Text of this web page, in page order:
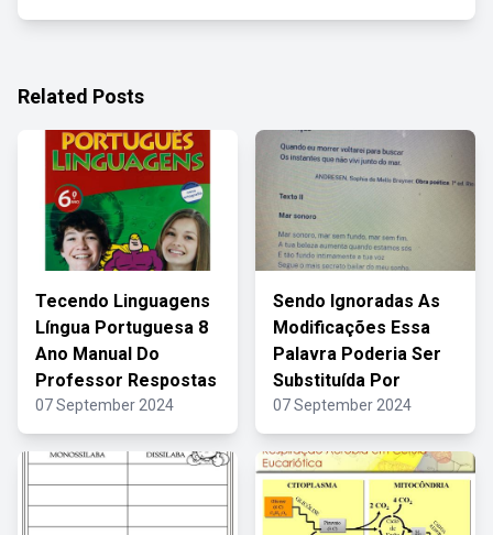
Related Posts
Tecendo Linguagens
Língua Portuguesa 8
Ano Manual Do
Professor Respostas
07 September 2024
Sendo Ignoradas As
Modificações Essa
Palavra Poderia Ser
Substituída Por
07 September 2024